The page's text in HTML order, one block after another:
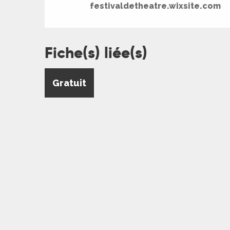
festivaldetheatre.wixsite.com
Fiche(s) liée(s)
Gratuit